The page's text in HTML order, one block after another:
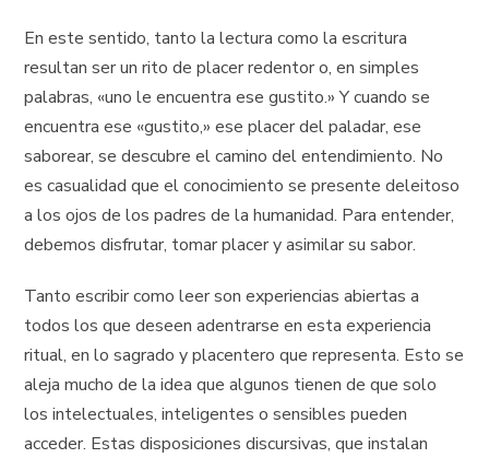
En este sentido, tanto la lectura como la escritura
resultan ser un rito de placer redentor o, en simples
palabras, «uno le encuentra ese gustito.» Y cuando se
encuentra ese «gustito,» ese placer del paladar, ese
saborear, se descubre el camino del entendimiento. No
es casualidad que el conocimiento se presente deleitoso
a los ojos de los padres de la humanidad. Para entender,
debemos disfrutar, tomar placer y asimilar su sabor.
Tanto escribir como leer son experiencias abiertas a
todos los que deseen adentrarse en esta experiencia
ritual, en lo sagrado y placentero que representa. Esto se
aleja mucho de la idea que algunos tienen de que solo
los intelectuales, inteligentes o sensibles pueden
acceder. Estas disposiciones discursivas, que instalan